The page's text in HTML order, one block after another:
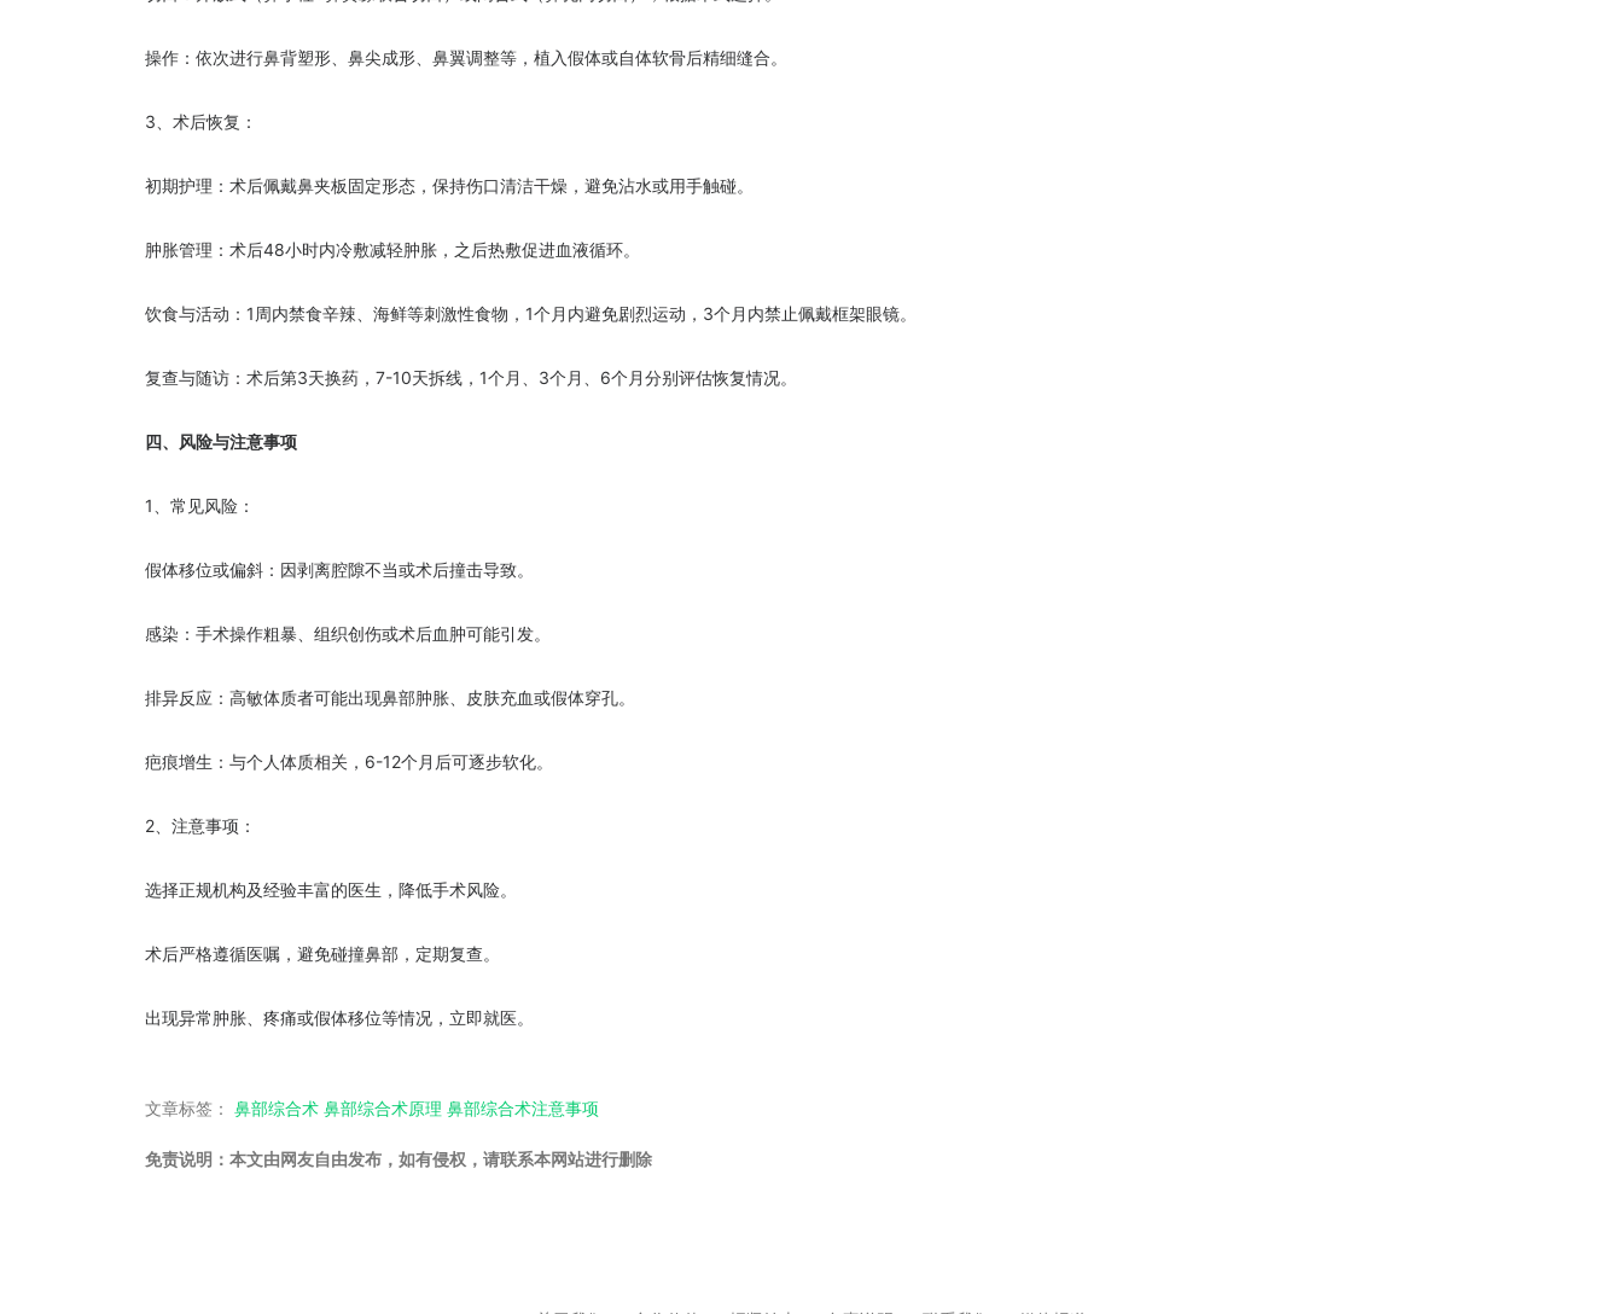
操作：依次进行鼻背塑形、鼻尖成形、鼻翼调整等，植入假体或自体软骨后精细缝合。
3、术后恢复：
初期护理：术后佩戴鼻夹板固定形态，保持伤口清洁干燥，避免沾水或用手触碰。
肿胀管理：术后48小时内冷敷减轻肿胀，之后热敷促进血液循环。
饮食与活动：1周内禁食辛辣、海鲜等刺激性食物，1个月内避免剧烈运动，3个月内禁止佩戴框架眼镜。
复查与随访：术后第3天换药，7-10天拆线，1个月、3个月、6个月分别评估恢复情况。
四、风险与注意事项
1、常见风险：
假体移位或偏斜：因剥离腔隙不当或术后撞击导致。
感染：手术操作粗暴、组织创伤或术后血肿可能引发。
排异反应：高敏体质者可能出现鼻部肿胀、皮肤充血或假体穿孔。
疤痕增生：与个人体质相关，6-12个月后可逐步软化。
2、注意事项：
选择正规机构及经验丰富的医生，降低手术风险。
术后严格遵循医嘱，避免碰撞鼻部，定期复查。
出现异常肿胀、疼痛或假体移位等情况，立即就医。
文章标签： 鼻部综合术 鼻部综合术原理 鼻部综合术注意事项
免责说明：本文由网友自由发布，如有侵权，请联系本网站进行删除